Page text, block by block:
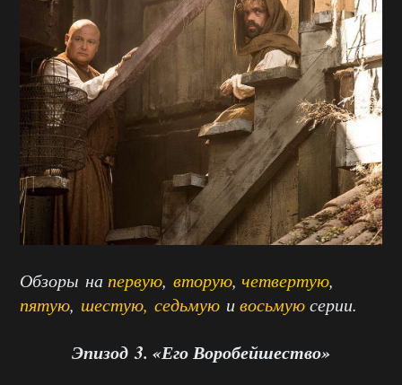
Обзоры на первую, вторую, четвертую,
пятую, шестую, седьмую ивосьмуюсерии.
Эпизод 3. «Его Воробейшество»